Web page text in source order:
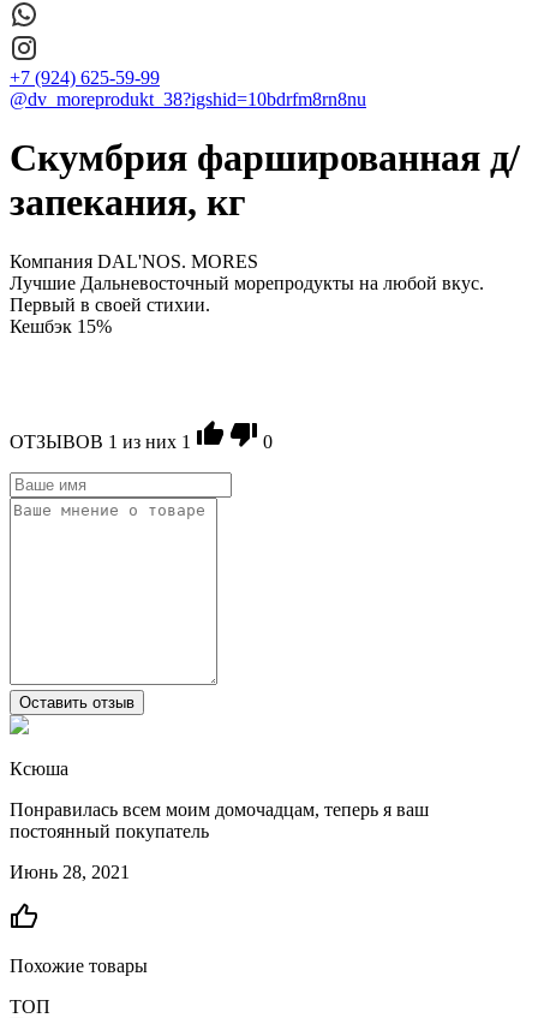
+7 (924) 625-59-99
@dv_moreprodukt_38?igshid=10bdrfm8rn8nu
Скумбрия фаршированная д/
запекания, кг
Компания DAL'NOS. MORES
Лучшие Дальневосточный морепродукты на любой вкус.
Первый в своей стихии.
Кешбэк 15%
ОТЗЫВОВ 1 из ниx 1 0
Оставить отзыв
Ксюша
Понравилась всем моим домочадцам, теперь я ваш
постоянный покупатель
Июнь 28, 2021
Похожие товары
ТОП